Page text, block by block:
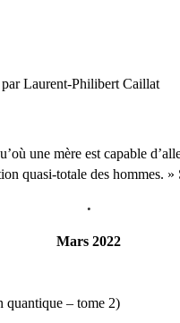
Laurent-Philibert Caillat
une mère est capable
quasi-totale des hommes.
•
Mars 2022
– tome 2)